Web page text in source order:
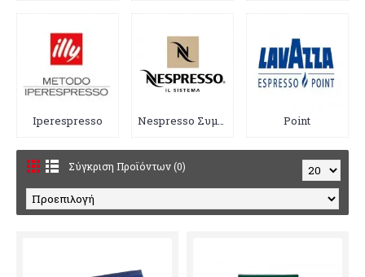
Iperespresso Nespresso Συμβατές Point
Σύγκριση Προϊόντων (0)